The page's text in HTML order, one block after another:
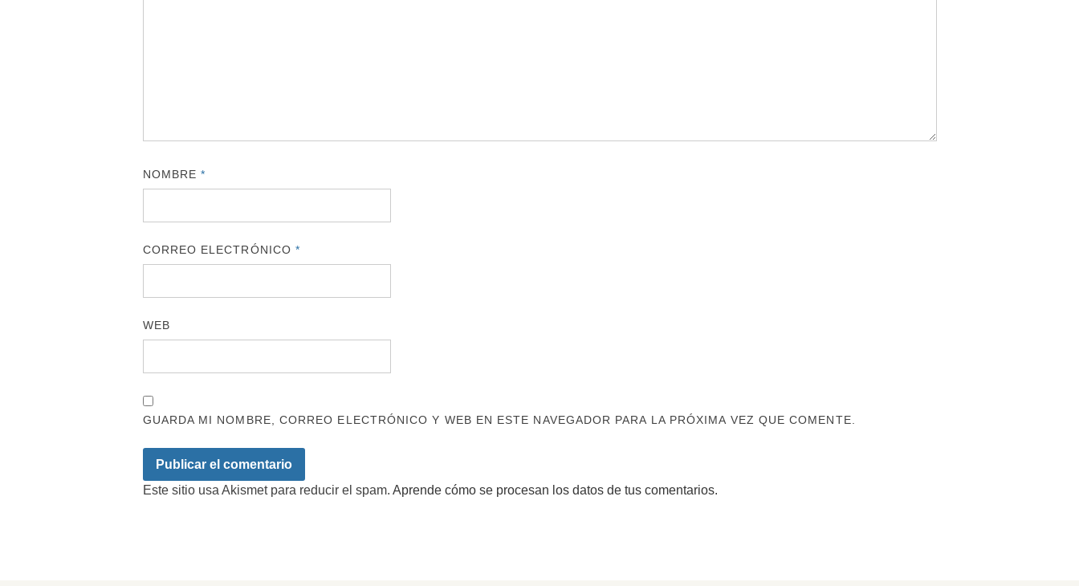
NOMBRE*
CORREO ELECTRÓNICO *
WEB
GUARDA MI NOMBRE, CORREO ELECTRÓNICO Y WEB EN ESTE NAVEGADOR PARA LA PRÓXIMA VEZ QUE COMENTE.
Este sitio usa Akismet para reducir el spam. Aprende cómo se procesan los datos de tus comentarios.